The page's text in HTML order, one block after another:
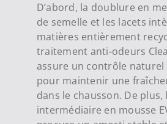
D’abord, la doublure en
de semelle et les lacets
matières entièrement
traitement anti-odeurs
assure un contrôle naturel
pour maintenir une
dans le chausson. De plus,
intermédiaire en mousse